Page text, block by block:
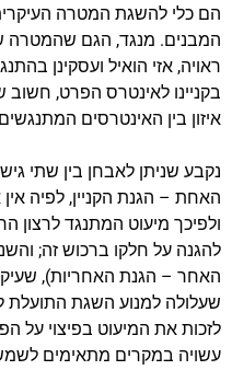
המבנים. מנגד, הגם שהמטרה
ראויה, אזי הואיל ועסקינן
בקניינו לאינטרס הפרט, חשוב
איזון בין האינטרסים
נקבע שניתן לאבחן בין שתי
האחת – הגנת הקניין, לפיה אין
ולפיכך מיעוט המתנגד לרצון
להגנה על חלקו ברכוש זה;
האחר – הגנת האחריות),
שעלולה למנוע השגת התועלת
לזכות את המיעוט בפיצוי על
עשויה במקרים מתאימים לשמש